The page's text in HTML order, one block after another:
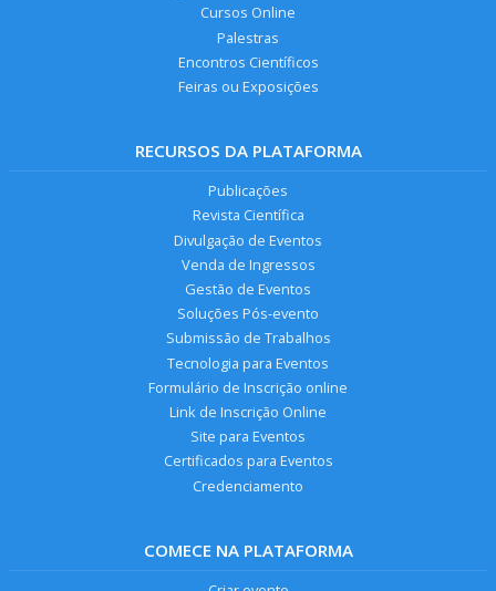
Cursos Online
Palestras
Encontros Científicos
Feiras ou Exposições
RECURSOS DA PLATAFORMA
Publicações
Revista Científica
Divulgação de Eventos
Venda de Ingressos
Gestão de Eventos
Soluções Pós-evento
Submissão de Trabalhos
Tecnologia para Eventos
Formulário de Inscrição online
Link de Inscrição Online
Site para Eventos
Certificados para Eventos
Credenciamento
COMECE NA PLATAFORMA